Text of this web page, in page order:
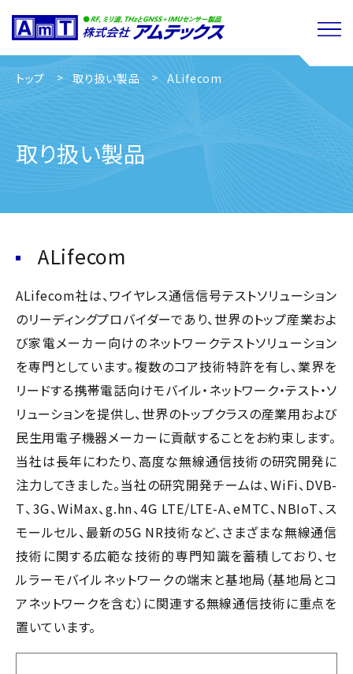
トップ 取り扱い製品 ALifecom
取り扱い製品
ALifecom
ALifecom社は、ワイヤレス通信信号テストソリューション
のリーディングプロバイダーであり、世界のトップ産業およ
び家電メーカー向けのネットワークテストソリューション
を専門としています。複数のコア技術特許を有し、業界を
リードする携帯電話向けモバイル・ネットワーク・テスト・ソ
リューションを提供し、世界のトップクラスの産業用および
民生用電子機器メーカーに貢献することをお約束します。
当社は長年にわたり、高度な無線通信技術の研究開発に
注力してきました。当社の研究開発チームは、WiFi、DVB-
T、3G、WiMax、g.hn、4G LTE/LTE-A、eMTC、NBIoT、ス
モールセル、最新の5G NR技術など、さまざまな無線通信
技術に関する広範な技術的専門知識を蓄積しており、セ
ルラーモバイルネットワークの端末と基地局（基地局とコ
アネットワークを含む）に関連する無線通信技術に重点を
置いています。